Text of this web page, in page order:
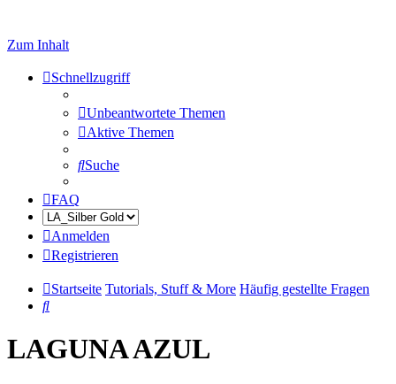
Zum Inhalt
Schnellzugriff
Unbeantwortete Themen
Aktive Themen
Suche
FAQ
Anmelden
Registrieren
Startseite Tutorials, Stuff & More Häufig gestellte Fragen
Suche
LAGUNA AZUL